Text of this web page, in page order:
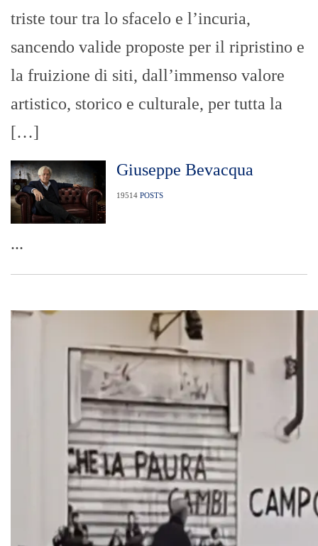
triste tour tra lo sfacelo e l’incuria,
sancendo valide proposte per il ripristino e
la fruizione di siti, dall’immenso valore
artistico, storico e culturale, per tutta la
[…]
Giuseppe Bevacqua
19514 POSTS
...